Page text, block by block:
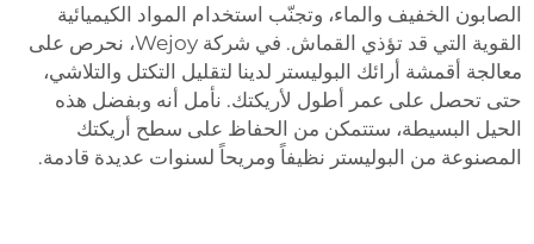
الصابون الخفيف والماء، وتجنّب استخدام المواد الكيميائية
القوية التي قد تؤذي القماش. في شركة Wejoy، نحرص على
معالجة أقمشة أرائك البوليستر لدينا لتقليل التكتل والتلاشي،
حتى تحصل على عمر أطول لأريكتك. نأمل أنه وبفضل هذه
الحيل البسيطة، ستتمكن من الحفاظ على سطح أريكتك
المصنوعة من البوليستر نظيفاً ومريحاً لسنوات عديدة قادمة.